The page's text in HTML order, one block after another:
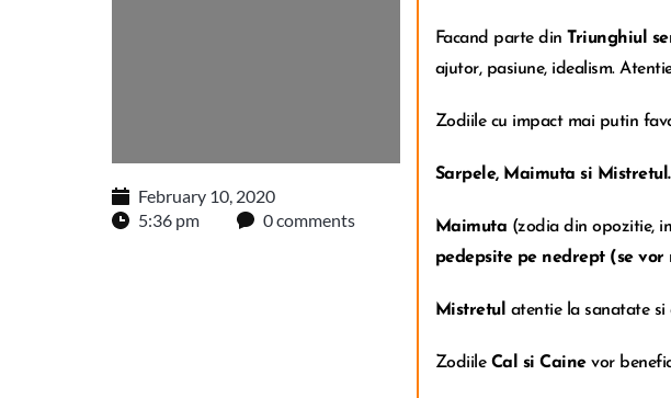
February 10, 2020
5:36 pm
0 comments
Facand parte din Triunghiul
ajutor, pasiune, idealism.
Zodiile cu impact mai putin
Sarpele, Maimuta si Mistretul.
Maimuta (zodia din opozitie,
pedepsite pe nedrept (se
Mistretul atentie la sanatate
Zodiile Cal si Cainevor